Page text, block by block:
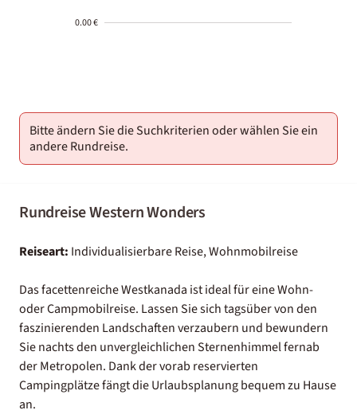
0.00 €
Bitte ändern Sie die Suchkriterien oder wählen Sie ein
andere Rundreise.
Rundreise Western Wonders
Reiseart: Individualisierbare Reise, Wohnmobilreise
Das facettenreiche Westkanada ist ideal für eine Wohn-
oder Campmobilreise. Lassen Sie sich tagsüber von den
faszinierenden Landschaften verzaubern und bewundern
Sie nachts den unvergleichlichen Sternenhimmel fernab
der Metropolen. Dank der vorab reservierten
Campingplätze fängt die Urlaubsplanung bequem zu Hause
an.